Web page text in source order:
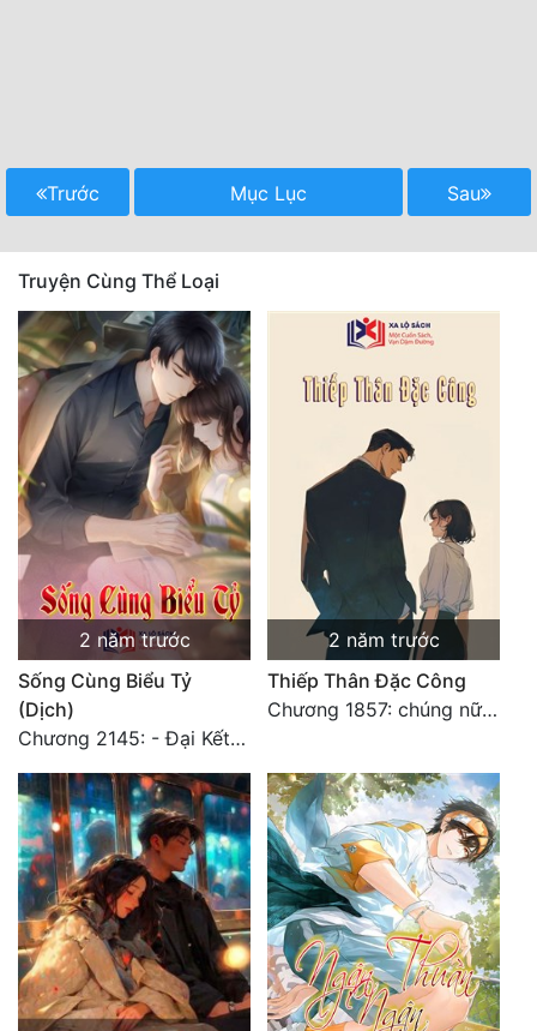
Trước Mục Lục Sau
Truyện Cùng Thể Loại
2 năm trước
Sống Cùng Biểu Tỷ
(Dịch)
Chương 2145: - Đại Kết Cục (2)
2 năm trước
Thiếp Thân Đặc Công
Chương 1857: chúng nữ đắc ý tụ tập: sống hay chết